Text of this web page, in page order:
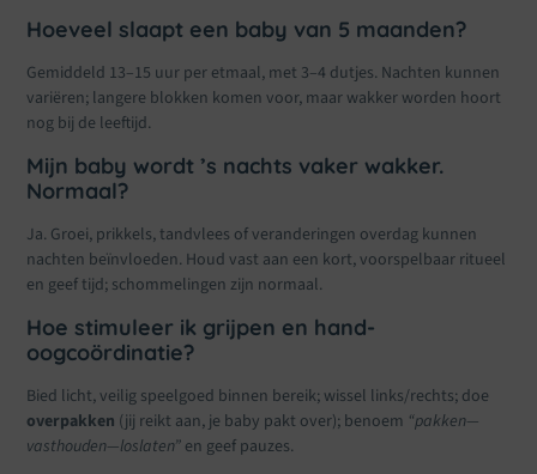
Hoeveel slaapt een baby van 5 maanden?
Gemiddeld 13–15 uur per etmaal, met 3–4 dutjes. Nachten kunnen
variëren; langere blokken komen voor, maar wakker worden hoort
nog bij de leeftijd.
Mijn baby wordt ’s nachts vaker wakker.
Normaal?
Ja. Groei, prikkels, tandvlees of veranderingen overdag kunnen
nachten beïnvloeden. Houd vast aan een kort, voorspelbaar ritueel
en geef tijd; schommelingen zijn normaal.
Hoe stimuleer ik grijpen en hand-
oogcoördinatie?
Bied licht, veilig speelgoed binnen bereik; wissel links/rechts; doe
overpakken (jij reikt aan, je baby pakt over); benoem “pakken—
vasthouden—loslaten” en geef pauzes.